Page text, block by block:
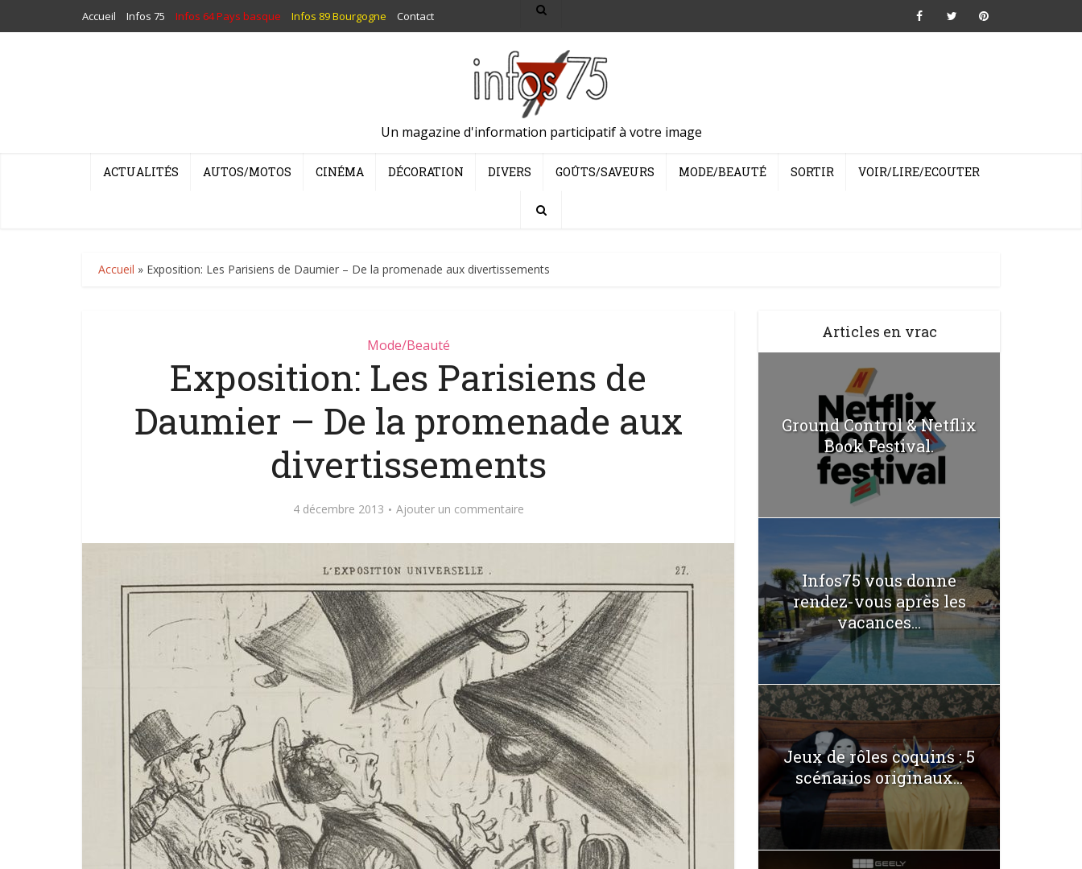
Accueil Infos 75 Infos 64 Pays basque Infos 89 Bourgogne Contact
Un magazine d'information participatif à votre image
ACTUALITÉS AUTOS/MOTOS CINÉMA DÉCORATION DIVERS GOÛTS/SAVEURS MODE/BEAUTÉ SORTIR VOIR/LIRE/ECOUTER
Accueil » Exposition: Les Parisiens de Daumier – De la promenade aux divertissements
Mode/Beauté
Exposition: Les Parisiens de
Daumier – De la promenade aux
divertissements
4 décembre 2013 Ajouter un commentaire
Articles en vrac
Ground Control & Netflix
Book Festival.
Infos75 vous donne
rendez-vous après les
vacances...
Jeux de rôles coquins : 5
scénarios originaux...